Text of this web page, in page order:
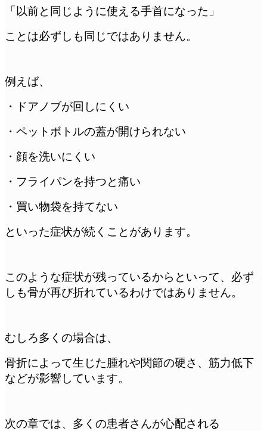
「以前と同じように使える手首になった」
ことは必ずしも同じではありません。
例えば、
・ドアノブが回しにくい
・ペットボトルの蓋が開けられない
・顔を洗いにくい
・フライパンを持つと痛い
・買い物袋を持てない
といった症状が続くことがあります。
このような症状が残っているからといって、必ず
しも骨が再び折れているわけではありません。
むしろ多くの場合は、
骨折によって生じた腫れや関節の硬さ、筋力低下
などが影響しています。
次の章では、多くの患者さんが心配される